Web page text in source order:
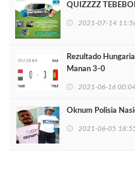
QUIZZZZ
2021-07-14
Rezultado
Manan 3-0
2021-06-16
Oknum Polisia
2021-06-05